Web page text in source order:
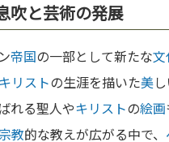
吹と芸術の発展
帝国の一部として新たな文
キリストの生涯を描いた美
れる聖人やキリストの絵画
宗教的な教えが広がる中で、